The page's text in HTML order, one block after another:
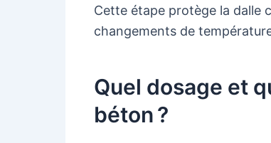
Cette étape protège la dalle
changements de
Quel dosage et
béton ?